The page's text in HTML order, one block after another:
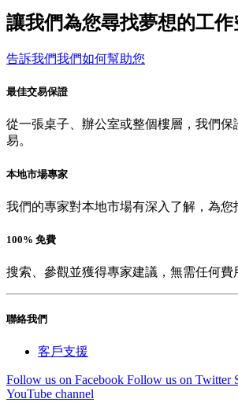
讓我們為您尋找夢想的工作
告訴我們我們如何幫助您
最佳交易保證
從一張桌子、辦公室或整個樓層，我們保
易。
本地市場專家
我們的專家對本地市場有深入了解，為您
100% 免費
搜索、參觀並獲得專家建議，無需任何費
聯絡我們
客戶支援
Follow us on Facebook Follow us on Twitter
YouTube channel